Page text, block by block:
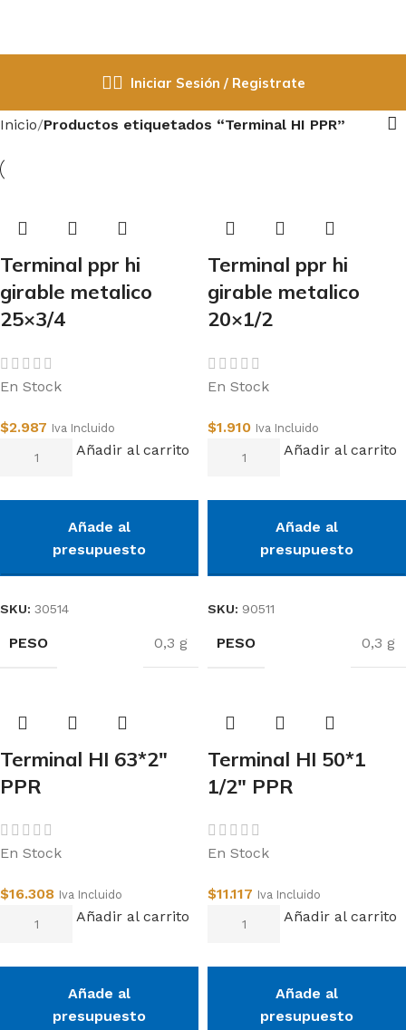
Iniciar Sesión / Registrate
Inicio Productos etiquetados “Terminal HI PPR”
Terminal ppr hi
girable metalico
25×3/4
En Stock
$2.987 Iva Incluido
Añadir al carrito
Añade al
presupuesto
SKU: 30514
PESO 0,3 g
Terminal ppr hi
girable metalico
20×1/2
En Stock
$1.910 Iva Incluido
Añadir al carrito
Añade al
presupuesto
SKU: 90511
PESO 0,3 g
Terminal HI 63*2″
PPR
En Stock
$16.308 Iva Incluido
Añadir al carrito
Añade al
presupuesto
Terminal HI 50*1
1/2″ PPR
En Stock
$11.117 Iva Incluido
Añadir al carrito
Añade al
presupuesto